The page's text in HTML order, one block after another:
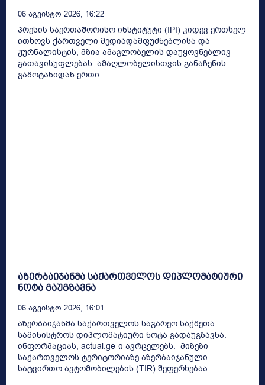
06 Აგვისტო 2026, 16:22
პრესის საერთაშორისო ინსტიტუტი (IPI) კიდევ ერთხელ
ითხოვს ქართველი მედიადამფუძნებლისა და
ჟურნალისტის, მზია ამაგლობელის დაუყოვნებლივ
გათავისუფლებას. ამაღლობელისთვის განაჩენის
გამოტანიდან ერთი...
აზერბაიჯანმა საქართველოს დიპლომატიური
ნოტა გაუგზავნა
06 Აგვისტო 2026, 16:01
აზერბაიჯანმა საქართველოს საგარეო საქმეთა
სამინისტროს დიპლომატიური ნოტა გადაუგზავნა.
ინფორმაციას, actual.ge-ი ავრცელებს. მიზეზი
საქართველოს ტერიტორიაზე აზერბაიჯანული
სატვირთო ავტომობილების (TIR) შეფერხებაა...